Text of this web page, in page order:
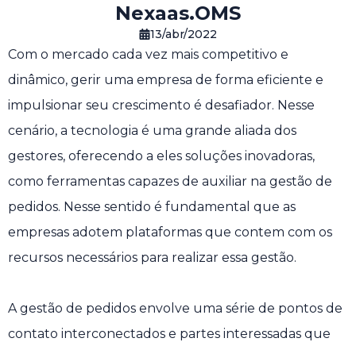
Nexaas.OMS
13/abr/2022
Com o mercado cada vez mais competitivo e
dinâmico, gerir uma empresa de forma eficiente e
impulsionar seu crescimento é desafiador. Nesse
cenário, a tecnologia é uma grande aliada dos
gestores, oferecendo a eles soluções inovadoras,
como ferramentas capazes de auxiliar na gestão de
pedidos. Nesse sentido é fundamental que as
empresas adotem plataformas que contem com os
recursos necessários para realizar essa gestão.
A gestão de pedidos envolve uma série de pontos de
contato interconectados e partes interessadas que